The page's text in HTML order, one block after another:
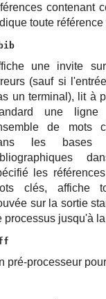
contenant
toute référence
une invite
(sauf si
un terminal), lit à
une ligne
de mots
les bases
les
clés, affiche
sur la sortie
processus jusqu'à
pré-processeur pour